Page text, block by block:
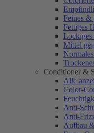
Feines &
Fettiges
Lockiges
Mittel
Conditioner &
Alle
Color-
Anti-
Anti-
Aufbau